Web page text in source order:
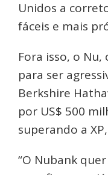
Unidos a
fáceis e mais
Fora isso, o
para ser
Berkshire
por US$ 500
superando a
“O Nubank